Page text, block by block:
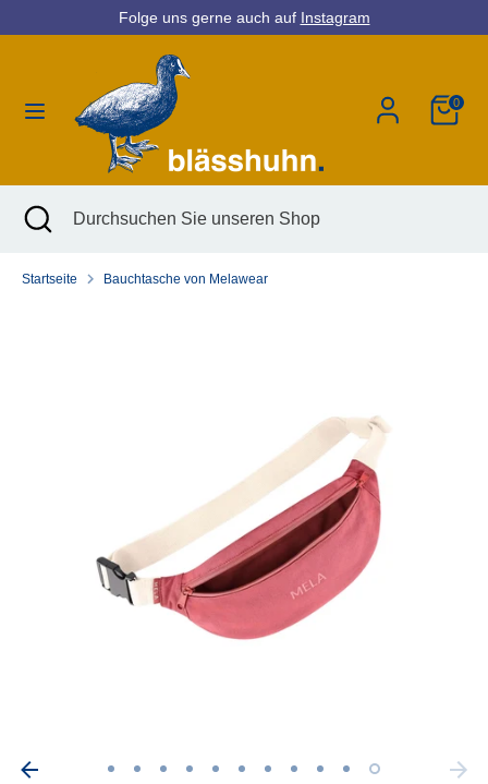
zum
Folge uns gerne auch auf Instagram
0
Währung
SuchenDurchsuchen
Sie
unseren
Shop
SuchenDurchsuchen
Shop
Suche
schließen
Startseite Bauchtasche von Melawear